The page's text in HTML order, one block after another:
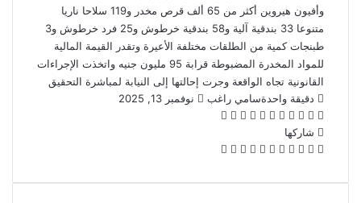
وأفيون هيروين أكثر من 65 ألف قرص مخدر و119 سلاحا ناريا
متنوعا 33 بندقية آلية و58 بندقية خرطوش و25 فرد خرطوش و3
طبنجات كمية من الطلقات مختلفة الأعيرة وتقدر القيمة المالية
للمواد المخدرة المضبوطة قرابة 95 مليون جنيه واتخذت الإجراءات
القانونية تجاه الواقعة وجرت إحالتها إلى النيابة لمباشرة التحقيق
سامي راغب
أرسل
نوفمبر 13, 2025
دقيقة واحدة
فيسبوك
‫X لينكدإنبينتيريست
‫Pocket
واتساب
تيلقرام
ڤايبر
شاركها
فيسبوك
‫X لينكدإنبينتيريستOdnoklassniki
‫Pocket
مشاركة
البريد